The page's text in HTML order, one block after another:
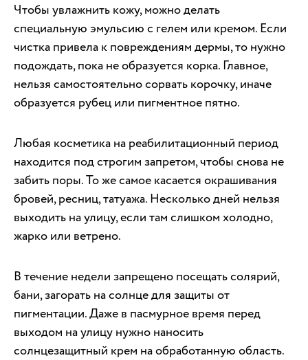
Чтобы увлажнить кожу, можно делать
специальную эмульсию с гелем или кремом. Если
чистка привела к повреждениям дермы, то нужно
подождать, пока не образуется корка. Главное,
нельзя самостоятельно сорвать корочку, иначе
образуется рубец или пигментное пятно.
Любая косметика на реабилитационный период
находится под строгим запретом, чтобы снова не
забить поры. То же самое касается окрашивания
бровей, ресниц, татуажа. Несколько дней нельзя
выходить на улицу, если там слишком холодно,
жарко или ветрено.
В течение недели запрещено посещать солярий,
бани, загорать на солнце для защиты от
пигментации. Даже в пасмурное время перед
выходом на улицу нужно наносить
солнцезащитный крем на обработанную область.